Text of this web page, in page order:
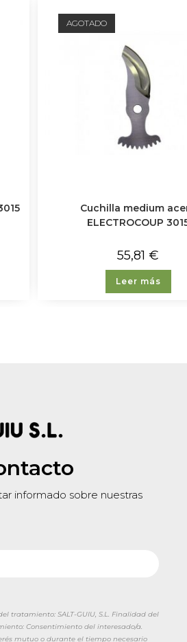
AGOTADO
Cuchilla medium
ELECTROCOUP
55,81 €
Leer más
informado sobre nuestras
tratamiento: SALT-GUIU, S.L. Finalidad del
Consentimiento del interesado/a.
mutuo o durante el tiempo necesario